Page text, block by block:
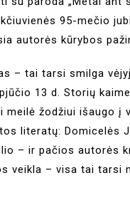
95-mečio
autorės kūrybos
– tai tarsi smilga
13 d. Storių
žodžiui išaugo į
literatų: Domicelės
– ir pačios autorės
veikla – visa tai tarsi